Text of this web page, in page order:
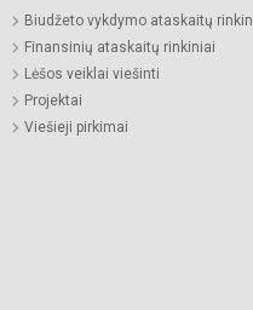
Biudžeto vykdymo ataskaitų
Finansinių ataskaitų rinkiniai
Lėšos veiklai viešinti
Projektai
Viešieji pirkimai